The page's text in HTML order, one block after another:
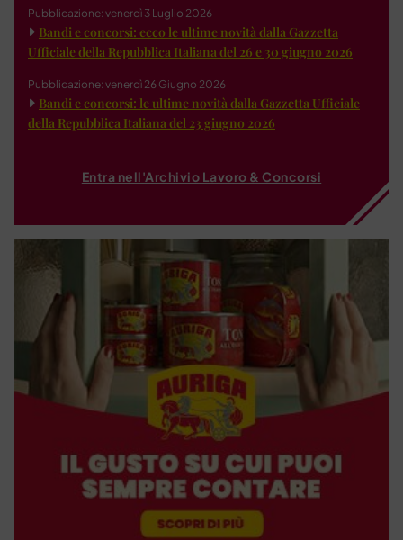
Pubblicazione: venerdì 3 Luglio 2026
Bandi e concorsi: ecco le ultime novità dalla Gazzetta
Ufficiale della Repubblica Italiana del 26 e 30 giugno 2026
Pubblicazione: venerdì 26 Giugno 2026
Bandi e concorsi: le ultime novità dalla Gazzetta Ufficiale
della Repubblica Italiana del 23 giugno 2026
Entra nell'Archivio Lavoro & Concorsi